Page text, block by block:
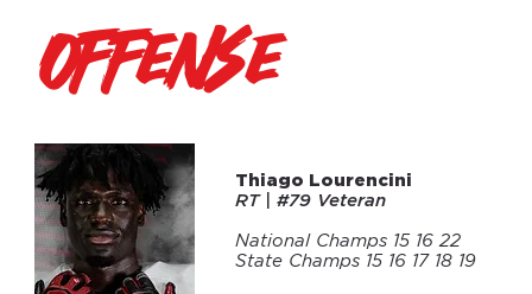
offense
01 Thiago Lourencini
RT | #79 Veteran
National Champs 15 16 22
State Champs 15 16 17 18 19